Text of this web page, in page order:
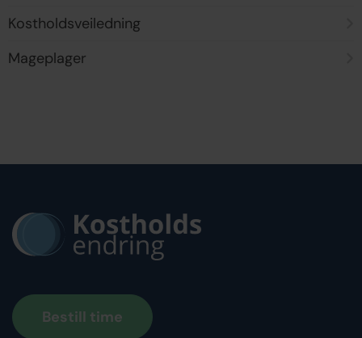
Kostholdsveiledning
Mageplager
Bestill time